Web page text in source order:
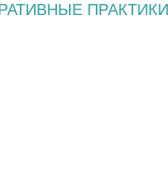
ПРАКТИКИ